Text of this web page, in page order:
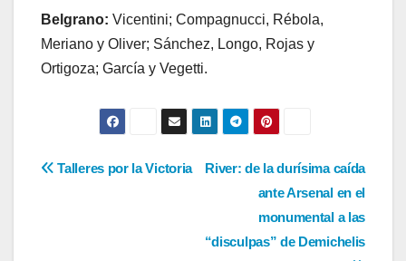
Belgrano: Vicentini; Compagnucci, Rébola,
Meriano y Oliver; Sánchez, Longo, Rojas y
Ortigoza; García y Vegetti.
Navegación
River: de la durísima caída
ante Arsenal en el
monumental a las
“disculpas” de Demichelis
Talleres por la Victoria